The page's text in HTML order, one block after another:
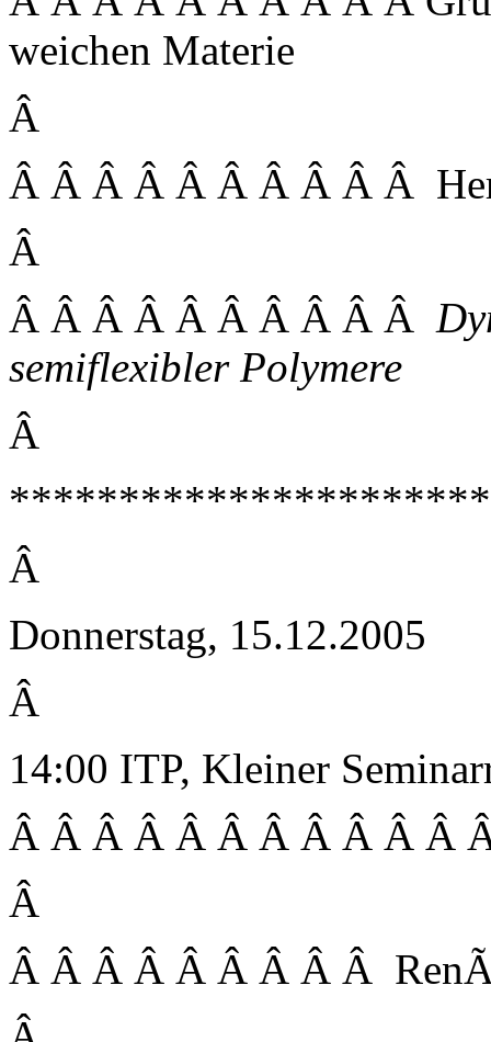
weichen Materie
Â
Â Â Â Â Â Â Â Â Â Â
Â
Â Â Â Â Â Â Â Â Â Â
semiflexibler Polymere
Â
Â
Donnerstag, 15.12.2005
Â
14:00 ITP, Kleiner
Â Â Â Â Â Â Â Â Â Â Â
Â
Â Â Â Â Â Â Â Â Â